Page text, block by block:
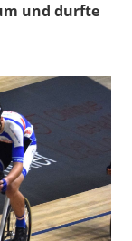
und durfte